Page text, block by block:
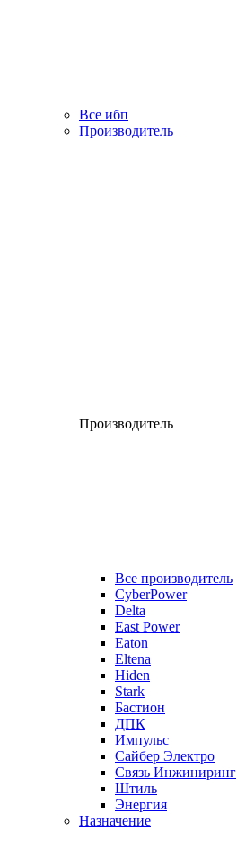
Все ибп
Производитель
Производитель
Все производитель
CyberPower
Delta
East Power
Eaton
Eltena
Hiden
Stark
Бастион
ДПК
Импульс
Сайбер Электро
Связь Инжиниринг
Штиль
Энергия
Назначение